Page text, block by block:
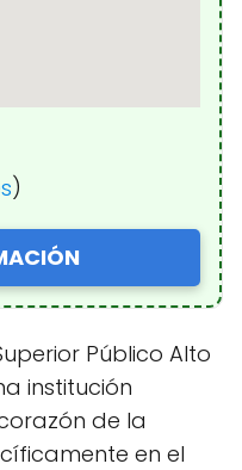
)
Público Alto
institución
de la
en el